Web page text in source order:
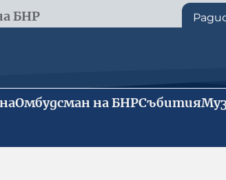
БНР
Омбудсман на БНРСъбития